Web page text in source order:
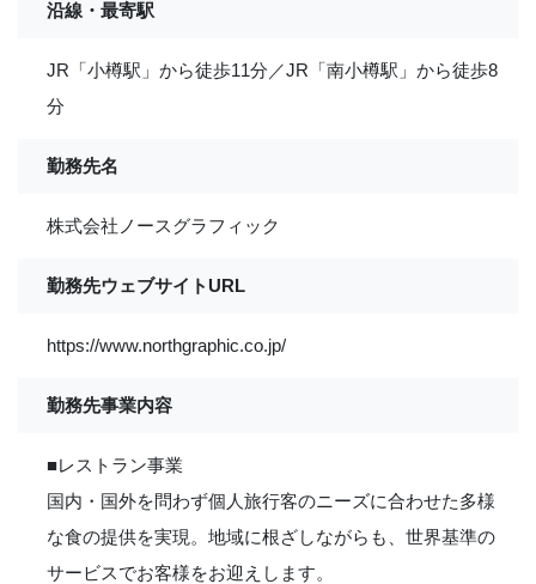
沿線・最寄駅
JR「小樽駅」から徒歩11分／JR「南小樽駅」から徒歩8
分
勤務先名
株式会社ノースグラフィック
勤務先ウェブサイトURL
https://www.northgraphic.co.jp/
勤務先事業内容
■レストラン事業
国内・国外を問わず個人旅行客のニーズに合わせた多様
な食の提供を実現。地域に根ざしながらも、世界基準の
サービスでお客様をお迎えします。